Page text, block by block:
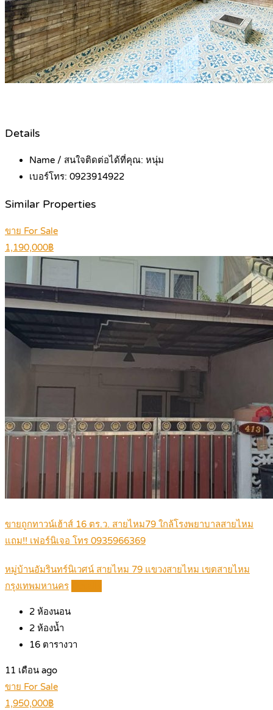
Details
Name / สนใจติดต่อได้ที่คุณ: หนุ่ม
เบอร์โทร: 0923914922
Similar Properties
ขาย For Sale
1,190,000฿
ขายถูกทาวน์เฮ้าส์ 16 ตร.ว. สายไหม79 ใกล้โรงพยาบาลสายไหม
แถม!! เฟอร์นิเจอ โทร 0935966369
หมู่บ้านอัมรินทร์นิเวศน์ สายไหม 79 แขวงสายไหม เขตสายไหม
กรุงเทพมหานคร
2 ห้องนอน
2 ห้องน้ำ
16 ตารางวา
11 เดือน ago
ขาย For Sale
1,950,000฿